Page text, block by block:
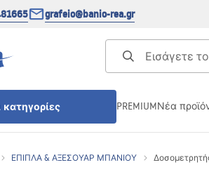
grafeio@banio-rea.gr
PREMIUMΝέα
ΕΠΙΠΛΑ & ΑΞΕΣΟΥΑΡ ΜΠΑΝΙΟΥ